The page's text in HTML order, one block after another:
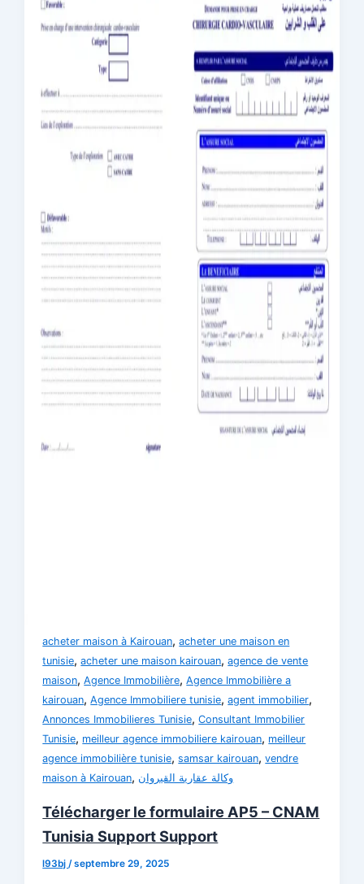
acheter maison à Kairouan,acheter une maison en
tunisie,acheter une maison kairouan,agence de vente
maison,Agence Immobilière,Agence Immobilière a
kairouan,Agence Immobiliere tunisie,agent immobilier,
Annonces Immobilieres Tunisie,Consultant Immobilier
Tunisie, meilleur agence immobiliere kairouan, meilleur
agence immobilière tunisie,samsar kairouan,vendre
maison à Kairouan, وكالة عقارية القيروان
Télécharger le formulaire AP5 – CNAM
Tunisia Support Support
l93bj /septembre 29, 2025